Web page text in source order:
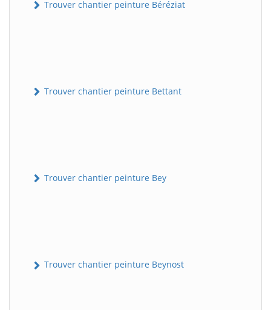
Trouver chantier peinture Béréziat
Trouver chantier peinture Bettant
Trouver chantier peinture Bey
Trouver chantier peinture Beynost